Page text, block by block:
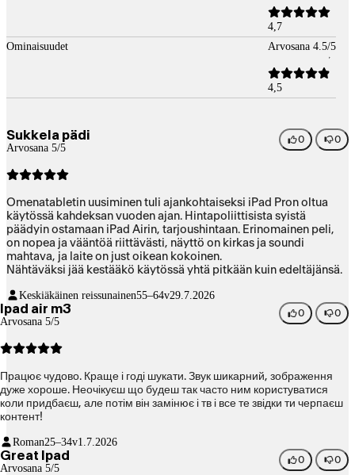
4,7
Ominaisuudet
Arvosana 4.5/5
4,5
Sukkela pädi
Arvosana 5/5
0 0
Omenatabletin uusiminen tuli ajankohtaiseksi iPad Pron oltua
käytössä kahdeksan vuoden ajan. Hintapoliittisista syistä
päädyin ostamaan iPad Airin, tarjoushintaan. Erinomainen peli,
on nopea ja vääntöä riittävästi, näyttö on kirkas ja soundi
mahtava, ja laite on just oikean kokoinen.
Nähtäväksi jää kestääkö käytössä yhtä pitkään kuin edeltäjänsä.
Keskiäkäinen reissunainen55–64v29.7.2026
Ipad air m3
Arvosana 5/5
0 0
Працює чудово. Краще і годі шукати. Звук шикарний, зображення
дуже хороше. Неочікуєш що будеш так часто ним користуватися
коли придбаєш, але потім він замінює і тв і все те звідки ти черпаєш
контент!
Roman25–34v1.7.2026
Great Ipad
Arvosana 5/5
0 0